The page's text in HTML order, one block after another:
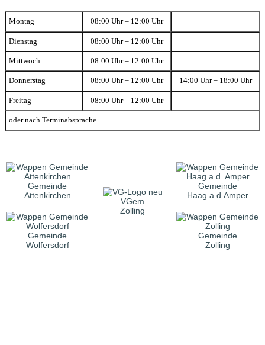
Montag 08:00 Uhr – 12:00 Uhr
Dienstag 08:00 Uhr – 12:00 Uhr
Mittwoch 08:00 Uhr – 12:00 Uhr
Donnerstag 08:00 Uhr – 12:00 Uhr 14:00 Uhr – 18:00 Uhr
Freitag 08:00 Uhr – 12:00 Uhr
oder nach Terminabsprache
Gemeinde
Attenkirchen
VGem
Zolling
Gemeinde
Haag a.d.Amper
Gemeinde
Wolfersdorf
Gemeinde
Zolling